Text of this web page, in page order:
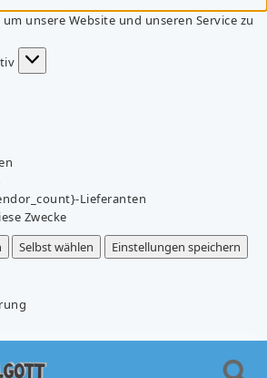
unsere Website und unseren Service zu
Lieferanten
Zwecke
Selbst wählen
Einstellungen speichern